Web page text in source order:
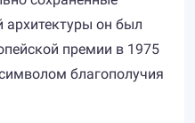
архитектуры он был
премии в 1975
благополучия